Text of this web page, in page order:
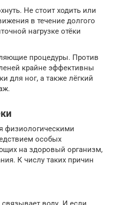
Не стоит ходить или
в течение долгого
нагрузке отёки
процедуры. Против
крайне эффективны
для ног, а также лёгкий
физиологическими
особых
на здоровый организм,
К числу таких причин